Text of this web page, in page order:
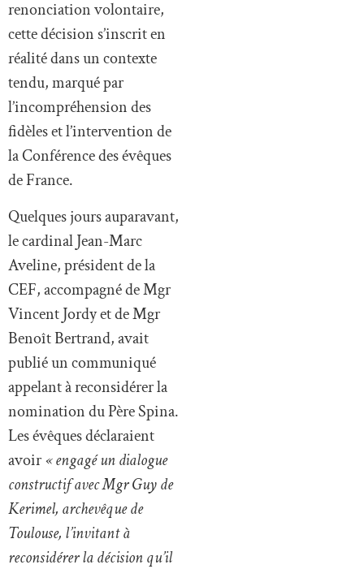
renonciation volontaire,
cette décision s’inscrit en
réalité dans un contexte
tendu, marqué par
l’incompréhension des
fidèles et l’intervention de
la Conférence des évêques
de France.
Quelques jours auparavant,
le cardinal Jean-Marc
Aveline, président de la
CEF, accompagné de Mgr
Vincent Jordy et de Mgr
Benoît Bertrand, avait
publié un communiqué
appelant à reconsidérer la
nomination du Père Spina.
Les évêques déclaraient
avoir« engagé un dialogue
constructif avec Mgr Guy de
Kerimel, archevêque de
Toulouse, l’invitant à
reconsidérer la décision qu’il